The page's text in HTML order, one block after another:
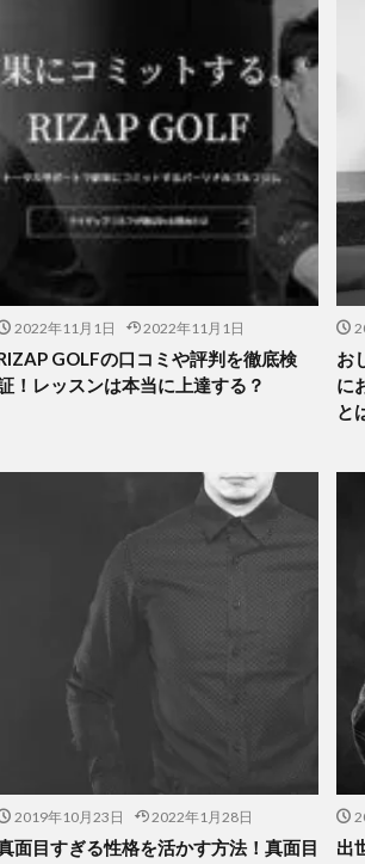
2022年11月1日 2022年11月1日
GOLFの口コミや評判を徹底検
！レッスンは本当に上達する？
お
に
と
2019年10月23日 2022年1月28日
面目すぎる性格を活かす方法！真面目
出